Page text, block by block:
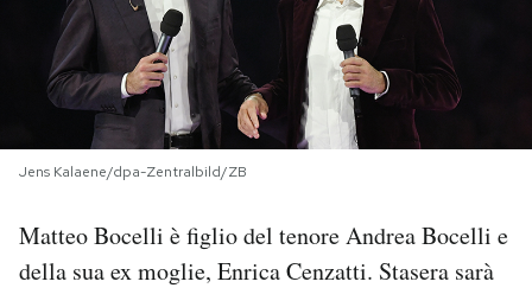
PODCAST
NEWSLETTER
I MIEI PREFERITI
SHOP
Jens Kalaene/dpa-Zentralbild/ZB
Matteo Bocelli è figlio del tenore Andrea Bocelli e
della sua ex moglie, Enrica Cenzatti. Stasera sarà